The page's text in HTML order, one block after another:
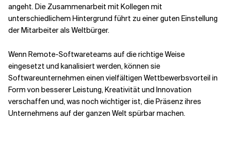
angeht. Die Zusammenarbeit mit Kollegen mit
unterschiedlichem Hintergrund führt zu einer guten Einstellung
der Mitarbeiter als Weltbürger.
Wenn Remote-Softwareteams auf die richtige Weise
eingesetzt und kanalisiert werden, können sie
Softwareunternehmen einen vielfältigen Wettbewerbsvorteil in
Form von besserer Leistung, Kreativität und Innovation
verschaffen und, was noch wichtiger ist, die Präsenz ihres
Unternehmens auf der ganzen Welt spürbar machen.